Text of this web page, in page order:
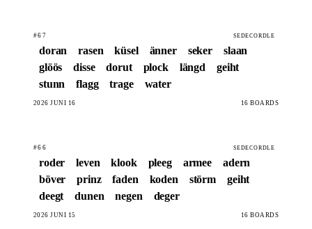
#67 SEDECORDLE
doran rasen küsel änner seker
slaan
glöös
disse dorut plock längd
geiht
stunn
flagg trage water
2026 JUNI 16 16 BOARDS
#66 SEDECORDLE
roder leven klook pleeg armee
adern
böver
prinz faden koden störm
geiht
deegt
dunen negen deger
2026 JUNI 15 16 BOARDS